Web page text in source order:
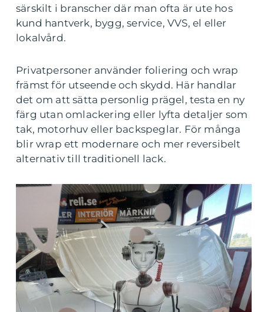
särskilt i branscher där man ofta är ute hos
kund hantverk, bygg, service, VVS, el eller
lokalvård.
Privatpersoner använder foliering och wrap
främst för utseende och skydd. Här handlar
det om att sätta personlig prägel, testa en ny
färg utan omlackering eller lyfta detaljer som
tak, motorhuv eller backspeglar. För många
blir wrap ett modernare och mer reversibelt
alternativ till traditionell lack.